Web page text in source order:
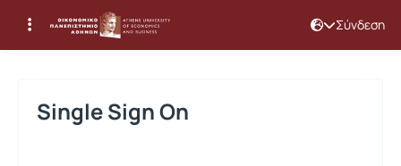
Σύνδεση
Σύνδεση
Single Sign On